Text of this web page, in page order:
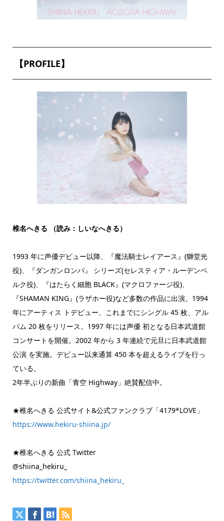
【PROFILE】
椎名へきる （読み：しいなへきる）
1993 年に声優デビュー以降、『魔法騎士レイアース』(獅堂光
役)、『ダンガンロンパ』 シリーズ(セレスティア・ルーデンベ
ルク役)、『はたらく細胞 BLACK』(マクロファージ役)、
『SHAMAN KING』(ラザホー役)など多数の作品に出演。1994
年にアーティス トデビュー、これまでにシングル 45 枚、アル
バム 20 枚をリリース。1997 年には声優 初となる日本武道館
コンサートを開催。2002 年から 3 年連続で元旦に日本武道館
公演 を実施。デビュー以来通算 450 本を超えるライブを行っ
ている。
2年半ぶりの新曲「⻘空 Highway」絶賛配信中。
★椎名へきる 公式サイト&公式ファンクラブ「4179*LOVE」
https://www.hekiru-shiina.jp/
★椎名へきる 公式 Twitter
@shiina_hekiru_
https://twitter.com/shiina_hekiru_